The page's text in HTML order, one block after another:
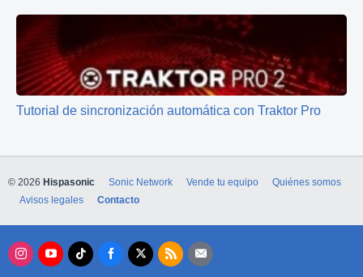
Tutorial de sincronización automática con Traktor Pro
© 2026 Hispasonic Sonic Network Vende tu equipo
Quiénes somos
Avisos legales
Contacto